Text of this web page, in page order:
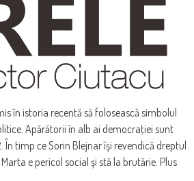
în istoria recentă să folosească simbolul
Apărătorii în alb ai democraţiei sunt
În timp ce Sorin Blejnar îşi revendică dreptul
e pericol social şi stă la brutărie. Plus